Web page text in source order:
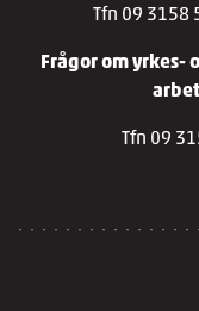
Tfn 09 3158
Frågor om
Tfn 09